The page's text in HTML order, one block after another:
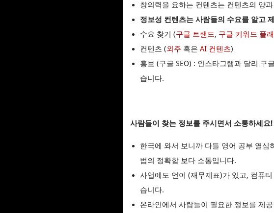
창의력을 요하는 컨텐츠는 컨텐츠의 양
정보성 컨텐츠는 사람들의 수요를 알고
수요 찾기 (구글 트랜드, 구글 키워드 플
컨텐츠 (외주 혹은 AI 컨텐츠)
홍보 (구글 SEO) : 인스타그램과 달리 구
습니다.
사람들이 찾는 정보를 주시면서 소통하세요!
한국에 와서 보니까 다들 영어 공부 열
법의 정확함 보다 소통입니다.
사업에도 언어 (재무제표)가 있고, 컴퓨
습니다.
온라인에서 사람들이 필요한 정보를 제